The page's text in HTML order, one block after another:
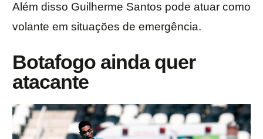
Além disso Guilherme Santos pode atuar como
volante em situações de emergência.
Botafogo ainda quer
atacante